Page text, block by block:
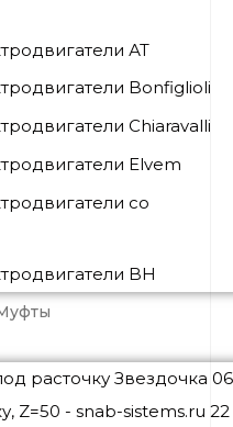
АТ
Bonfiglioli
Chiaravalli
Elvem
со
BH